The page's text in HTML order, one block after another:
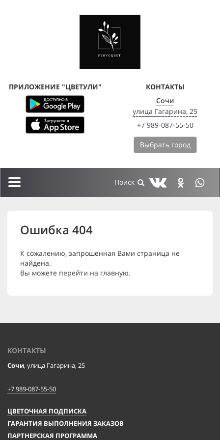
ПРИЛОЖЕНИЕ "ЦВЕТУЛИ"
КОНТАКТЫ
Сочи
улица Гагарина, 25
+7 989-087-55-50
Выбрать город
Toggle
Ошибка 404
К сожалению, запрошенная Вами страница не
найдена.
Вы можете перейти на главную.
КОНТАКТЫ
Сочи, улица Гагарина, 25
+7 989-087-55-50
ЦВЕТОЧНАЯ ПОДПИСКА
ГАРАНТИЯ ВЫПОЛНЕНИЯ ЗАКАЗОВ
ПАРТНЕРСКАЯ ПРОГРАММА